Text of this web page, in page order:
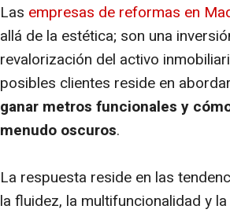
Las empresas de reformas en
allá de la estética; son una
revalorización del activo
posibles clientes reside en
ganar metros funcionales y
menudo oscuros.
La respuesta reside en las
la fluidez, la multifuncionalidad y